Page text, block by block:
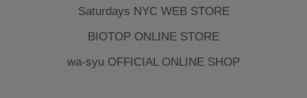
Saturdays NYC WEB STORE
BIOTOP ONLINE STORE
wa-syu OFFICIAL ONLINE SHOP